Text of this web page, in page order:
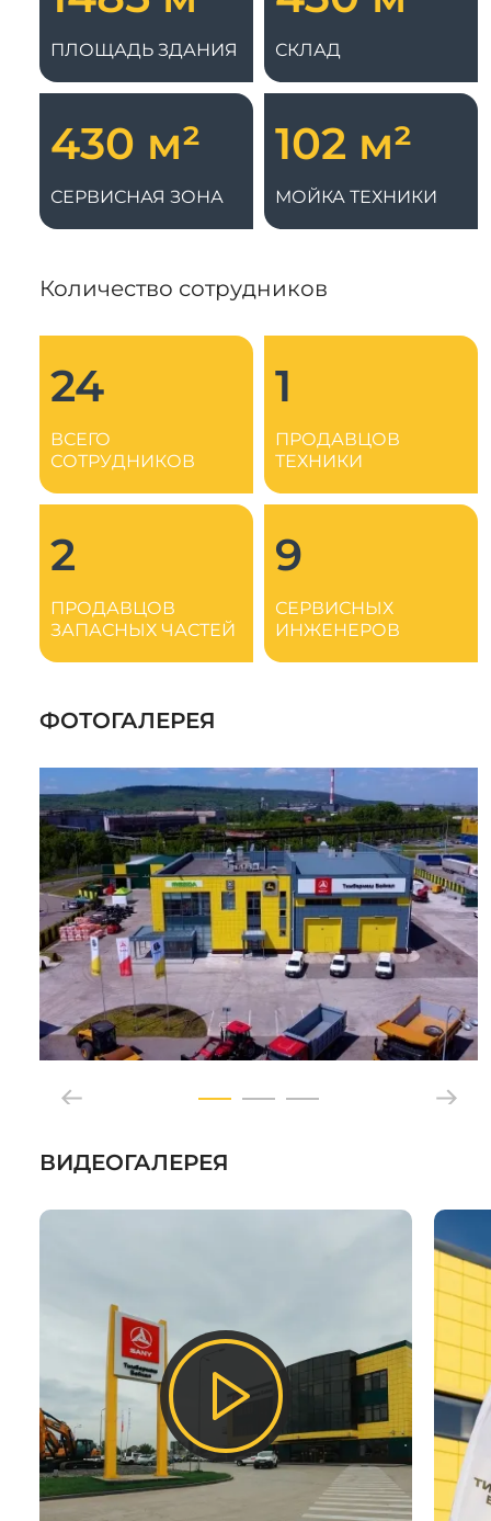
ПЛОЩАДЬ ЗДАНИЯ СКЛАД
430 м²
СЕРВИСНАЯ ЗОНА
102 м²
МОЙКА ТЕХНИКИ
Количество сотрудников
24
ВСЕГО
СОТРУДНИКОВ
1
ПРОДАВЦОВ
ТЕХНИКИ
2
ПРОДАВЦОВ
ЗАПАСНЫХ ЧАСТЕЙ
9
СЕРВИСНЫХ
ИНЖЕНЕРОВ
ФОТОГАЛЕРЕЯ
ВИДЕОГАЛЕРЕЯ
Системы 3D нивелирования
Мини-погрузчики
Грейферные захваты
Посевная техника